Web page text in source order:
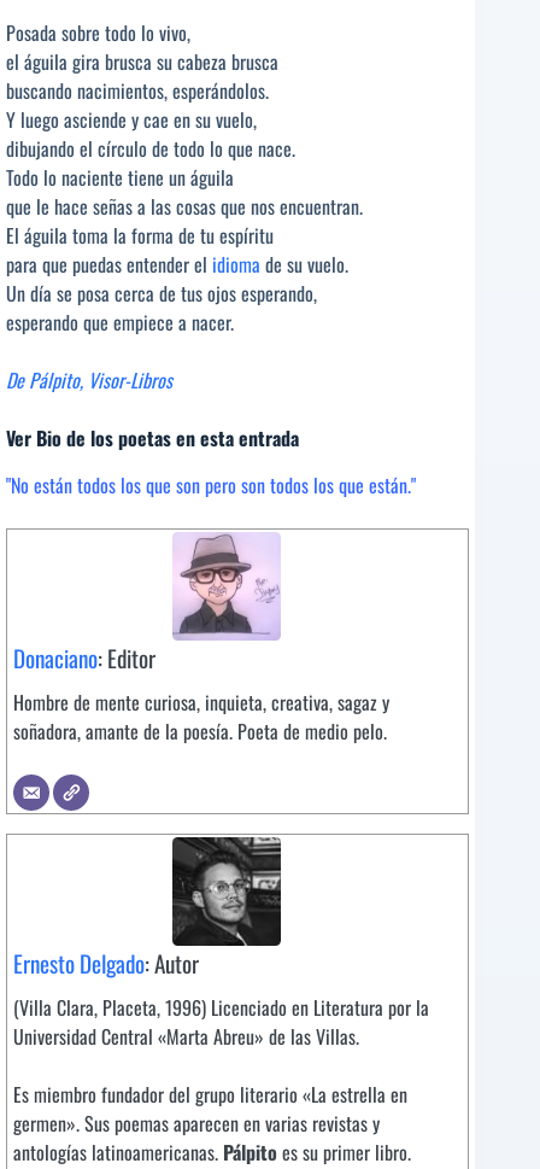
Posada sobre todo lo vivo,
el águila gira brusca su cabeza brusca
buscando nacimientos, esperándolos.
Y luego asciende y cae en su vuelo,
dibujando el círculo de todo lo que nace.
Todo lo naciente tiene un águila
que le hace señas a las cosas que nos encuentran.
El águila toma la forma de tu espíritu
para que puedas entender el idioma de su vuelo.
Un día se posa cerca de tus ojos esperando,
esperando que empiece a nacer.
De Pálpito, Visor-Libros
Ver Bio de los poetas en esta entrada
"No están todos los que son pero son todos los que están."
Donaciano: Editor
Hombre de mente curiosa, inquieta, creativa, sagaz y
soñadora, amante de la poesía. Poeta de medio pelo.
Ernesto Delgado: Autor
(Villa Clara, Placeta, 1996) Licenciado en Literatura por la
Universidad Central «Marta Abreu» de las Villas.
Es miembro fundador del grupo literario «La estrella en
germen». Sus poemas aparecen en varias revistas y
antologías latinoamericanas. Pálpito es su primer libro.